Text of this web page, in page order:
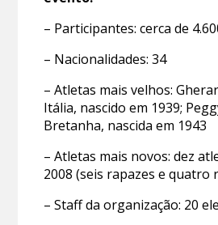
– Participantes: cerca de
– Nacionalidades: 34
– Atletas mais velhos:
Itália, nascido em 1939;
Bretanha, nascida em 1943
– Atletas mais novos: dez
2008 (seis rapazes e quatro
– Staff da organização: 20